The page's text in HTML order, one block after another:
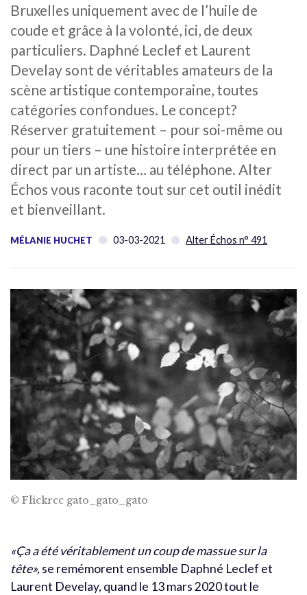
Bruxelles uniquement avec de l’huile de
coude et grâce à la volonté, ici, de deux
particuliers. Daphné Leclef et Laurent
Develay sont de véritables amateurs de la
scène artistique contemporaine, toutes
catégories confondues. Le concept?
Réserver gratuitement – pour soi-même ou
pour un tiers – une histoire interprétée en
direct par un artiste… au téléphone. Alter
Échos vous raconte tout sur cet outil inédit
et bienveillant.
MÉLANIE HUCHET 03-03-2021 Alter Échos n° 491
© Flickrcc gato_gato_gato
«Ça a été véritablement un coup de massue sur la
tête»,se remémorent ensemble Daphné Leclef et
Laurent Develay, quand le 13 mars 2020 tout le